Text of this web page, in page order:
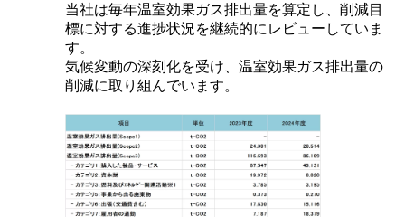
当社は毎年温室効果ガス排出量を算定し、削減目
標に対する進捗状況を継続的にレビューしていま
す。
気候変動の深刻化を受け、温室効果ガス排出量の
削減に取り組んでいます。